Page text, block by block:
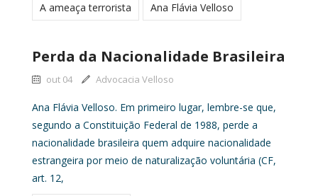
A ameaça terrorista Ana Flávia Velloso
Perda da Nacionalidade Brasileira
out 04 Advocacia Velloso
Ana Flávia Velloso. Em primeiro lugar, lembre-se que,
segundo a Constituição Federal de 1988, perde a
nacionalidade brasileira quem adquire nacionalidade
estrangeira por meio de naturalização voluntária (CF,
art. 12,